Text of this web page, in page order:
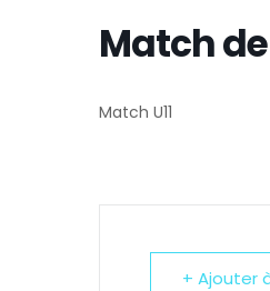
Match de
Match U11
+ Ajouter